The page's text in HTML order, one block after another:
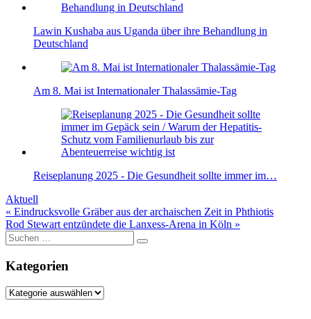
Lawin Kushaba aus Uganda über ihre Behandlung in
Deutschland
Am 8. Mai ist Internationaler Thalassämie-Tag
Reiseplanung 2025 - Die Gesundheit sollte immer im…
Aktuell
Beitragsnavigation
« Eindrucksvolle Gräber aus der archaischen Zeit in Phthiotis
Rod Stewart entzündete die Lanxess-Arena in Köln »
Suche
nach:
Kategorien
Kategorien